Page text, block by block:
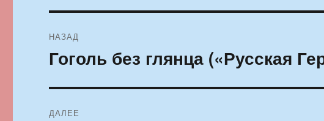
по
НАЗАД
Предыдущая
Гоголь без глянца («Русская
ДАЛЕЕ